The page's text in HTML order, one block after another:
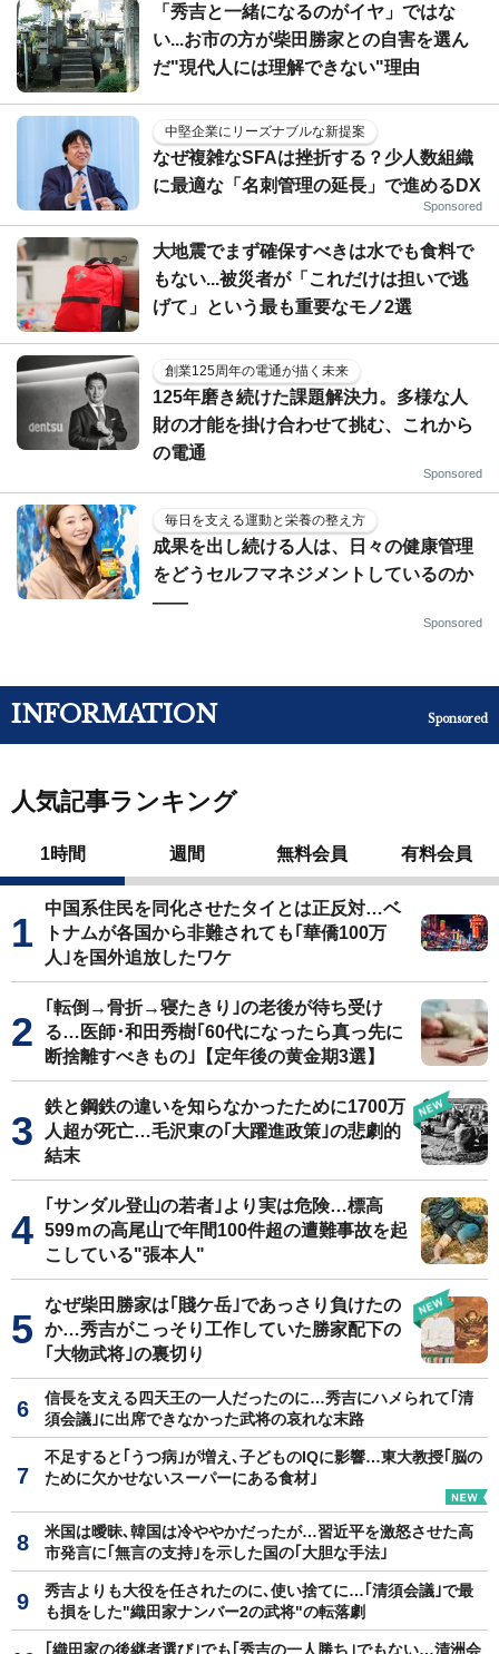
「秀吉と一緒になるのがイヤ」ではな
い...お市の方が柴田勝家との自害を選ん
だ"現代人には理解できない"理由
中堅企業にリーズナブルな新提案
なぜ複雑なSFAは挫折する？少人数組織
に最適な「名刺管理の延長」で進めるDX
Sponsored
大地震でまず確保すべきは水でも食料で
もない...被災者が「これだけは担いで逃
げて」という最も重要なモノ2選
創業125周年の電通が描く未来
125年磨き続けた課題解決力。多様な人
財の才能を掛け合わせて挑む、これから
の電通
Sponsored
毎日を支える運動と栄養の整え方
成果を出し続ける人は、日々の健康管理
をどうセルフマネジメントしているのか
——
Sponsored
INFORMATION Sponsored
人気記事ランキング
1時間 週間 無料会員 有料会員
中国系住民を同化させたタイとは正反対…ベ
トナムが各国から非難されても｢華僑100万
人｣を国外追放したワケ
｢転倒→骨折→寝たきり｣の老後が待ち受け
る…医師･和田秀樹｢60代になったら真っ先に
断捨離すべきもの｣【定年後の黄金期3選】
鉄と鋼鉄の違いを知らなかったために1700万
人超が死亡…毛沢東の｢大躍進政策｣の悲劇的
結末
｢サンダル登山の若者｣より実は危険…標高
599ｍの高尾山で年間100件超の遭難事故を起
こしている"張本人"
なぜ柴田勝家は｢賤ケ岳｣であっさり負けたの
か…秀吉がこっそり工作していた勝家配下の
｢大物武将｣の裏切り
信長を支える四天王の一人だったのに…秀吉にハメられて｢清
須会議｣に出席できなかった武将の哀れな末路
不足すると｢うつ病｣が増え､子どものIQに影響…東大教授｢脳の
ために欠かせないスーパーにある食材｣
米国は曖昧､韓国は冷ややかだったが…習近平を激怒させた高
市発言に｢無言の支持｣を示した国の｢大胆な手法｣
秀吉よりも大役を任されたのに､使い捨てに…｢清須会議｣で最
も損をした"織田家ナンバー2の武将"の転落劇
｢織田家の後継者選び｣でも｢秀吉の一人勝ち｣でもない…清洲会